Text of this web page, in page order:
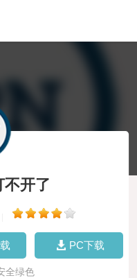
不开了
PC下载
全绿色